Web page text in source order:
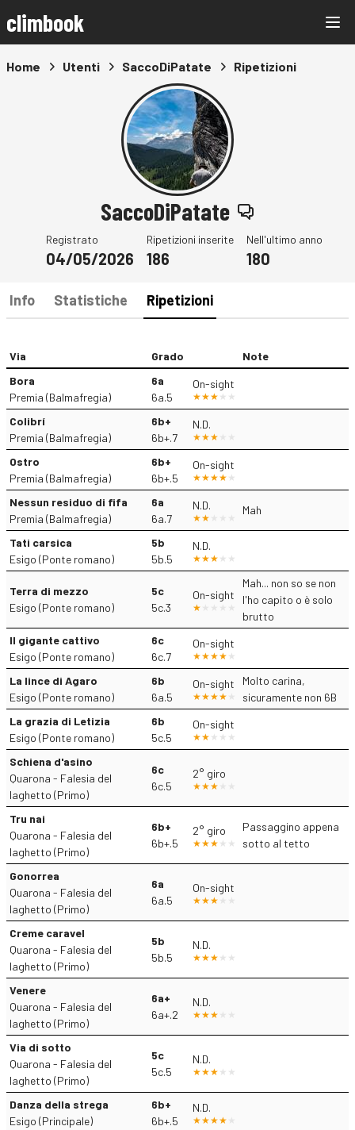
climbook
Home Utenti SaccoDiPatate Ripetizioni
SaccoDiPatate
Registrato
04/05/2026
Ripetizioni inserite
186
Nell'ultimo anno
180
Info Statistiche Ripetizioni
Via Grado
Note
Bora
Premia (Balmafregia)
6a
6a.5
On-sight
Colibrí
Premia (Balmafregia)
6b+
6b+.7
N.D.
Ostro
Premia (Balmafregia)
6b+
6b+.5
On-sight
Nessun residuo di fifa
Premia (Balmafregia)
6a
6a.7
N.D. Mah
Tati carsica
Esigo (Ponte romano)
5b
5b.5
N.D.
Terra di mezzo
Esigo (Ponte romano)
5c
5c.3
On-sight
Mah... non so se non
l'ho capito o è solo
brutto
Il gigante cattivo
Esigo (Ponte romano)
6c
6c.7
On-sight
La lince di Agaro
Esigo (Ponte romano)
6b
6a.5
On-sight
Molto carina,
sicuramente non 6B
La grazia di Letizia
Esigo (Ponte romano)
6b
5c.5
On-sight
Schiena d'asino
Quarona - Falesia del
laghetto (Primo)
6c
6c.5
2° giro
Tru nai
Quarona - Falesia del
laghetto (Primo)
6b+
6b+.5
2° giro
Passaggino appena
sotto al tetto
Gonorrea
Quarona - Falesia del
laghetto (Primo)
6a
6a.5
On-sight
Creme caravel
Quarona - Falesia del
laghetto (Primo)
5b
5b.5
N.D.
Venere
Quarona - Falesia del
laghetto (Primo)
6a+
6a+.2
N.D.
Via di sotto
Quarona - Falesia del
laghetto (Primo)
5c
5c.5
N.D.
Danza della strega
Esigo (Principale)
6b+
6b+.5
N.D.